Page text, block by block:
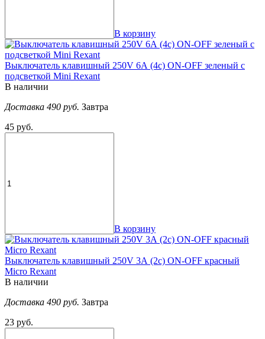
В корзину
Выключатель клавишный 250V 6А (4с) ON-OFF зеленый с
подсветкой Mini Rexant
В наличии
Доставка 490 руб. Завтра
45 руб.
В корзину
Выключатель клавишный 250V 3А (2с) ON-OFF красный
Micro Rexant
В наличии
Доставка 490 руб. Завтра
23 руб.